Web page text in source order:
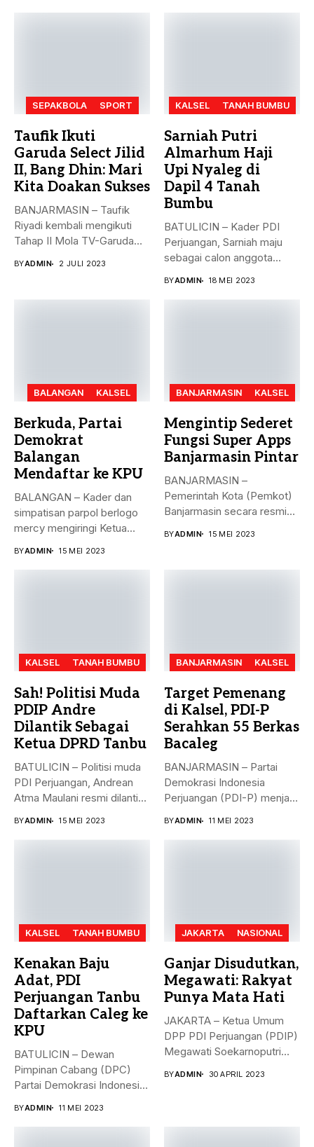
SEPAKBOLA SPORT
Taufik Ikuti
Garuda Select Jilid
II, Bang Dhin: Mari
Kita Doakan Sukses
BANJARMASIN – Taufik
Riyadi kembali mengikuti
Tahap II Mola TV-Garuda
BYADMIN 2 JULI 2023
KALSEL TANAH BUMBU
Sarniah Putri
Almarhum Haji
Upi Nyaleg di
Dapil 4 Tanah
Bumbu
BATULICIN – Kader PDI
Perjuangan, Sarniah maju
sebagai calon anggota
BYADMIN 18 MEI 2023
BALANGAN KALSEL
Berkuda, Partai
Demokrat
Balangan
Mendaftar ke KPU
BALANGAN – Kader dan
simpatisan parpol berlogo
mercy mengiringi Ketua
BYADMIN 15 MEI 2023
BANJARMASIN KALSEL
Mengintip Sederet
Fungsi Super Apps
Banjarmasin Pintar
BANJARMASIN –
Pemerintah Kota (Pemkot)
Banjarmasin secara resmi
BYADMIN 15 MEI 2023
KALSEL TANAH BUMBU
Sah! Politisi Muda
PDIP Andre
Dilantik Sebagai
Ketua DPRD Tanbu
BATULICIN – Politisi muda
PDI Perjuangan, Andrean
Atma Maulani resmi dilantik
BYADMIN 15 MEI 2023
BANJARMASIN KALSEL
Target Pemenang
di Kalsel, PDI-P
Serahkan 55 Berkas
Bacaleg
BANJARMASIN – Partai
Demokrasi Indonesia
Perjuangan (PDI-P) menjadi
BYADMIN 11 MEI 2023
KALSEL TANAH BUMBU
Kenakan Baju
Adat, PDI
Perjuangan Tanbu
Daftarkan Caleg ke
KPU
BATULICIN – Dewan
Pimpinan Cabang (DPC)
Partai Demokrasi Indonesia
BYADMIN 11 MEI 2023
JAKARTA NASIONAL
Ganjar Disudutkan,
Megawati: Rakyat
Punya Mata Hati
JAKARTA – Ketua Umum
DPP PDI Perjuangan (PDIP)
Megawati Soekarnoputri
BYADMIN 30 APRIL 2023